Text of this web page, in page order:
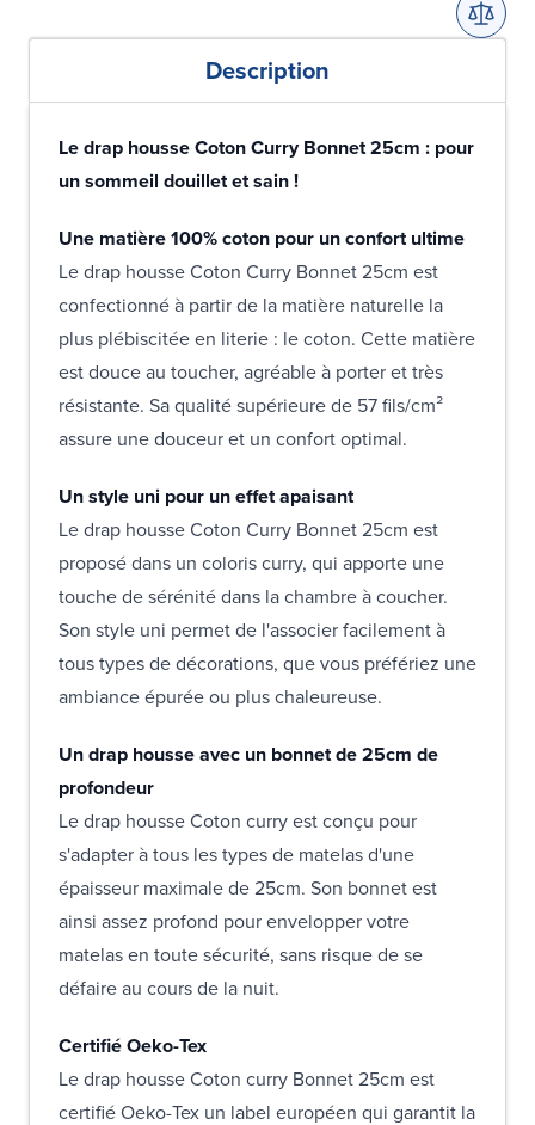
Description
Le drap housse Coton Curry Bonnet 25cm : pour
un sommeil douillet et sain !
Une matière 100% coton pour un confort ultime
Le drap housse Coton Curry Bonnet 25cm est
confectionné à partir de la matière naturelle la
plus plébiscitée en literie : le coton. Cette matière
est douce au toucher, agréable à porter et très
résistante. Sa qualité supérieure de 57 fils/cm²
assure une douceur et un confort optimal.
Un style uni pour un effet apaisant
Le drap housse Coton Curry Bonnet 25cm est
proposé dans un coloris curry, qui apporte une
touche de sérénité dans la chambre à coucher.
Son style uni permet de l'associer facilement à
tous types de décorations, que vous préfériez une
ambiance épurée ou plus chaleureuse.
Un drap housse avec un bonnet de 25cm de
profondeur
Le drap housse Coton curry est conçu pour
s'adapter à tous les types de matelas d'une
épaisseur maximale de 25cm. Son bonnet est
ainsi assez profond pour envelopper votre
matelas en toute sécurité, sans risque de se
défaire au cours de la nuit.
Certifié Oeko-Tex
Le drap housse Coton curry Bonnet 25cm est
certifié Oeko-Tex un label européen qui garantit la